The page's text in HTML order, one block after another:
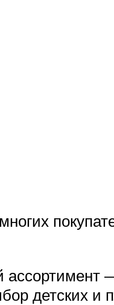
детских и